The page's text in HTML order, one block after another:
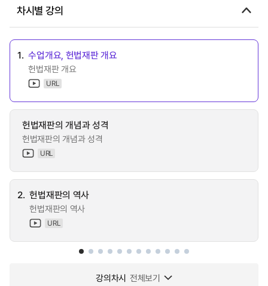
차시별 강의
1. 수업개요, 헌법재판 개요
헌법재판 개요
URL
헌법재판의 개념과 성격
헌법재판의 개념과 성격
URL
2. 헌법재판의 역사
헌법재판의 역사
URL
강의차시 전체보기